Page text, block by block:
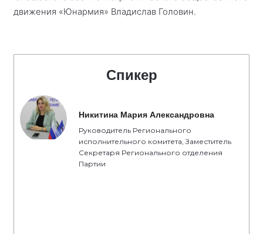
движения «Юнармия» Владислав Головин.
Спикер
Никитина Мария Александровна
Руководитель Регионального
исполнительного комитета, Заместитель
Секретаря Регионального отделения
Партии